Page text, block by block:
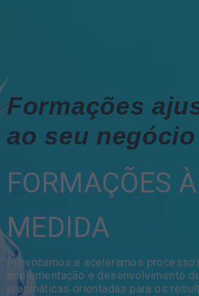
Formações
ao seu negócio
FORMAÇÕES À
MEDIDA
Provocamos e aceleramos
implementação e desenvolvimento
pragmáticas orientadas para os